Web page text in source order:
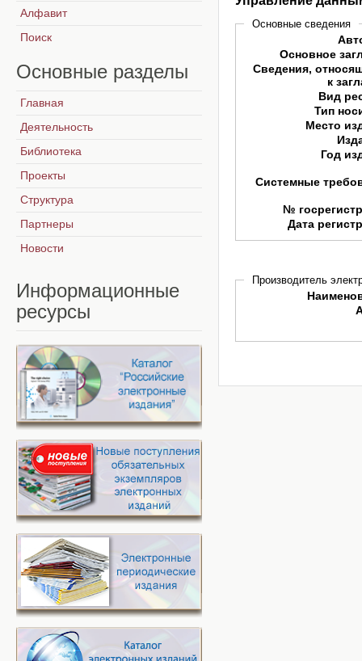
Основные сведения
Основное
Сведения,
к
Вид
Тип
Место
Год
Системные
№
Дата
Производитель
Алфавит
Поиск
Основные разделы
Главная
Деятельность
Библиотека
Проекты
Структура
Партнеры
Новости
Информационные
ресурсы